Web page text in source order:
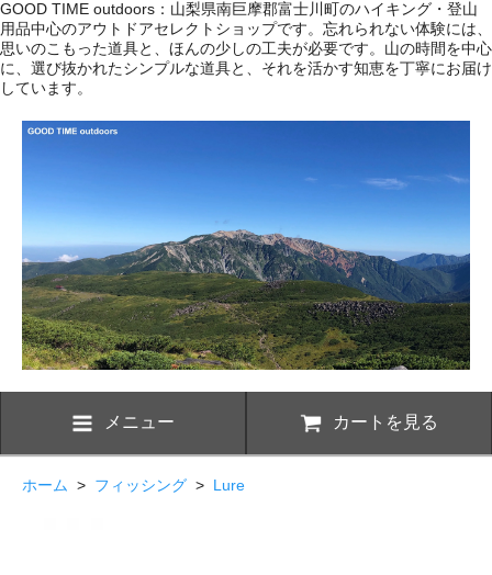
GOOD TIME outdoors：山梨県南巨摩郡富士川町のハイキング・登山
用品中心のアウトドアセレクトショップです。忘れられない体験には、
思いのこもった道具と、ほんの少しの工夫が必要です。山の時間を中心
に、選び抜かれたシンプルな道具と、それを活かす知恵を丁寧にお届け
しています。
メニュー カートを見る
ホーム > フィッシング > Lure